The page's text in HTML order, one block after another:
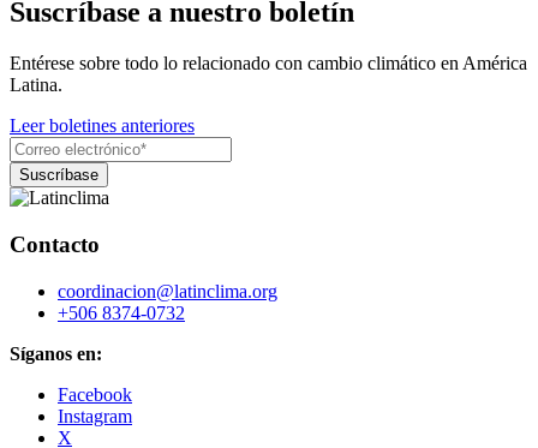
Suscríbase a nuestro boletín
Entérese sobre todo lo relacionado con cambio climático en América
Latina.
Leer boletines anteriores
Contacto
coordinacion@latinclima.org
+506 8374-0732
Síganos en:
Facebook
Instagram
X